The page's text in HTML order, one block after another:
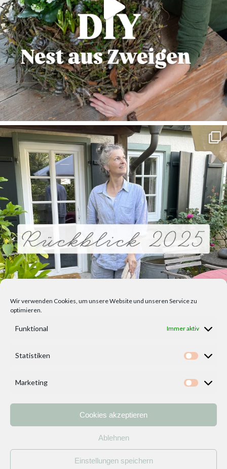
Wir verwenden Cookies, um unsere Website und unseren Service zu
optimieren.
Funktional Immer aktiv
Statistiken
Marketing
Cookies akzeptieren
Ablehnen
Einstellungen speichern
Kontakt
Impressum/ Datenschutzerklärung